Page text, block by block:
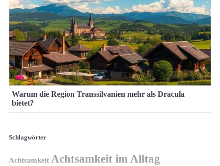
Warum die Region Transsilvanien mehr als Dracula
bietet?
Schlagwörter
Achtsamkeit Achtsamkeit im Alltag